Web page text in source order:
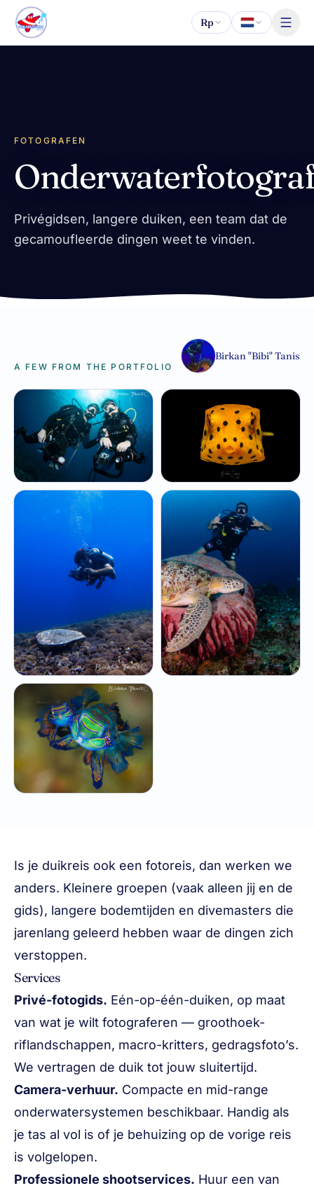
Naar inhoud
Rp
FOTOGRAFEN
Privégidsen, langere duiken, een team dat de
gecamoufleerde dingen weet te vinden.
A FEW FROM THE PORTFOLIO
Birkan "Bibi" Tanis
Is je duikreis ook een fotoreis, dan werken we
anders. Kleinere groepen (vaak alleen jij en de
gids), langere bodemtijden en divemasters die
jarenlang geleerd hebben waar de dingen zich
verstoppen.
Services
Privé-fotogids. Eén-op-één-duiken, op maat
van wat je wilt fotograferen — groothoek-
riflandschappen, macro-kritters, gedragsfoto’s.
We vertragen de duik tot jouw sluitertijd.
Camera-verhuur. Compacte en mid-range
onderwatersystemen beschikbaar. Handig als
je tas al vol is of je behuizing op de vorige reis
is volgelopen.
Professionele shootservices. Huur een van